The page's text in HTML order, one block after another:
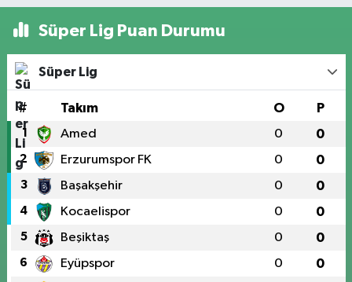
Süper Lig Puan Durumu
Süper Lig
# Takım O P
1 Amed 0 0
2 Erzurumspor FK 0 0
3 Başakşehir 0 0
4 Kocaelispor 0 0
5 Beşiktaş 0 0
6 Eyüpspor 0 0